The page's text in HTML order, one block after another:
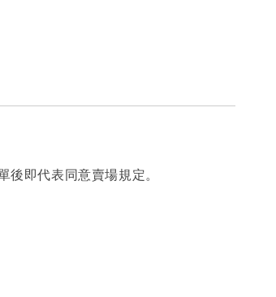
即代表同意賣場規定。